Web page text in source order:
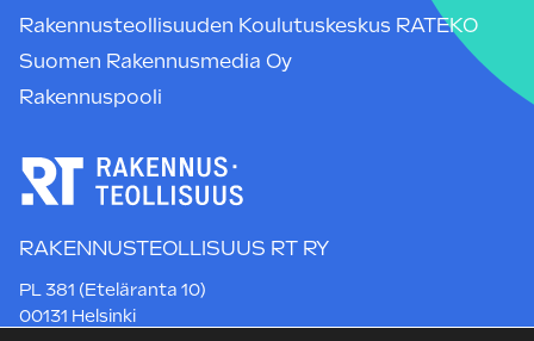
Rakennusteollisuuden Koulutuskeskus RATEKO
Suomen Rakennusmedia Oy
Rakennuspooli
RAKENNUSTEOLLISUUS RT RY
PL 381 (Eteläranta 10)
00131 Helsinki